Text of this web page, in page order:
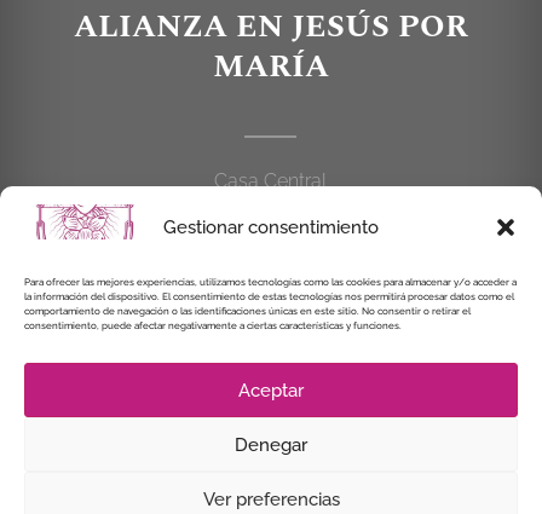
Gestionar consentimiento
Para ofrecer las mejores experiencias, utilizamos tecnologías como las cookies para almacenar y/o acceder a
la información del dispositivo. El consentimiento de estas tecnologías nos permitirá procesar datos como el
comportamiento de navegación o las identificaciones únicas en este sitio. No consentir o retirar el
consentimiento, puede afectar negativamente a ciertas características y funciones.
Aceptar
Denegar
Ver preferencias
ALIANZA EN JESÚS POR
MARÍA
Casa Central
C/Cardenal Cisneros, 55
914 462 114
alianzaenjesuspormaria@gmail.com